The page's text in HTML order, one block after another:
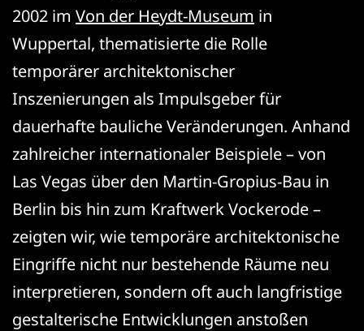
2002 im Von der Heydt-Museum in
Wuppertal, thematisierte die Rolle
temporärer architektonischer
Inszenierungen als Impulsgeber für
dauerhafte bauliche Veränderungen. Anhand
zahlreicher internationaler Beispiele – von
Las Vegas über den Martin-Gropius-Bau in
Berlin bis hin zum Kraftwerk Vockerode –
zeigten wir, wie temporäre architektonische
Eingriffe nicht nur bestehende Räume neu
interpretieren, sondern oft auch langfristige
gestalterische Entwicklungen anstoßen